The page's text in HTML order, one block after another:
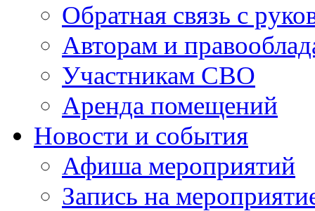
Обратная связь с
Авторам и
Участникам СВО
Аренда помещений
Новости и события
Афиша мероприятий
Запись на